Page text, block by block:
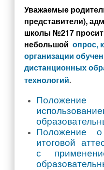
Обучение с
образовательных
Введение ФГОС СОО
Государственная
Итоговое собеседование
Итоговое сочинение (ИС-
Проведение оценочных
Всероссийские
Всероссийская
Функциональная
Проектная деятельность
Уважаемые
представители),
школы №217 просит
небольшой опрос,
организации
дистанционных
технологий.
Положение
итоговой
с